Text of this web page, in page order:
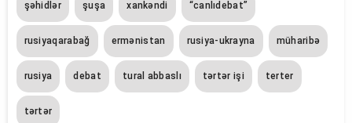
şəhidlər şuşa xankəndi “canlıdebat”
rusiyaqarabağ ermənistan rusiya-ukrayna müharibə
rusiya debat tural abbaslı tərtər işi terter
tərtər